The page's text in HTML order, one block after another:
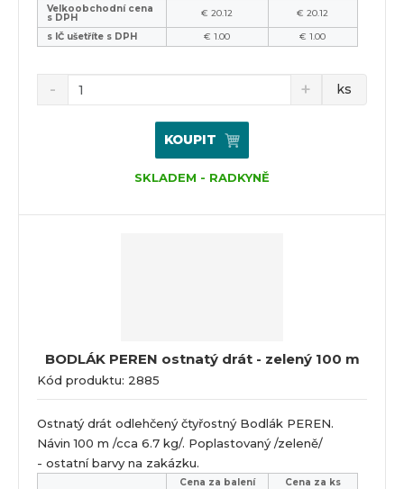
Velkoobchodní cena
s DPH € 20.12
€ 20.12
s IČ ušetříte s DPH
€ 1.00 € 1.00
ks
KOUPIT
SKLADEM - RADKYNĚ
BODLÁK PEREN ostnatý drát - zelený 100 m
Kód produktu: 2885
Ostnatý drát odlehčený čtyřostný Bodlák PEREN.
Návin 100 m /cca 6.7 kg/. Poplastovaný /zeleně/
- ostatní barvy na zakázku.
Cena za balení
Cena za ks